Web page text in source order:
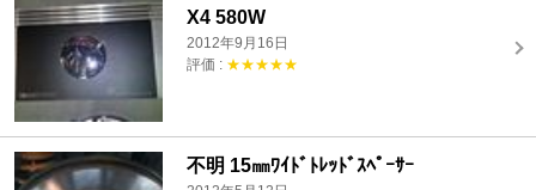
X4 580W
2012年9月16日
評価 : ★★★★★
不明 15㎜ﾜｲﾄﾞﾄﾚｯﾄﾞｽﾍﾟｰｻｰ